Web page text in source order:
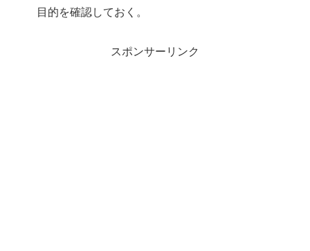
目的を確認しておく。
スポンサーリンク